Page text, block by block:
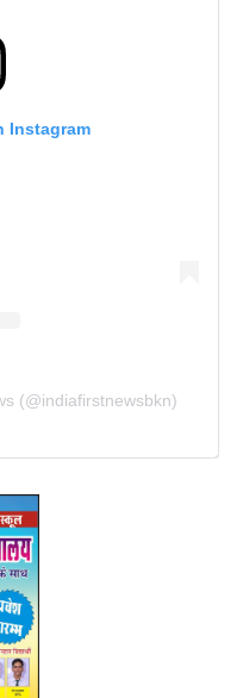
Instagram
(@indiafirstnewsbkn)